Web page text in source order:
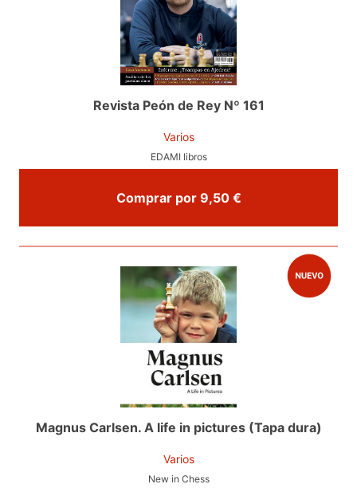
Revista Peón de Rey Nº 161
Varios
EDAMI libros
Comprar por 9,50 €
Magnus Carlsen. A life in pictures (Tapa dura)
Varios
New in Chess